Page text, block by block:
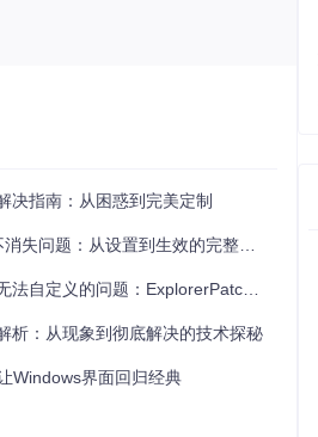
10 20H1之前的版本和之后
决指南：从困惑到完美定制
问题：从设置到生效的完整指南
义的问题：ExplorerPatcher实用指南
析：从现象到彻底解决的技术探秘
Windows界面回归经典